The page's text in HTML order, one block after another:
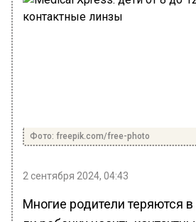
Фото: freepik.com/free-photo
2 сентября 2024, 04:43
Многие родители теряются в